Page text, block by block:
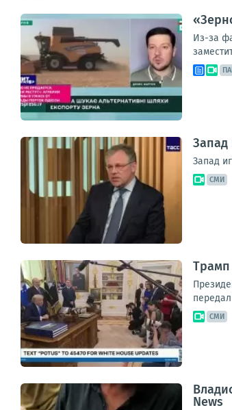
Из-за
Запад
Запад
СМИ
Трамп
СМИ
News